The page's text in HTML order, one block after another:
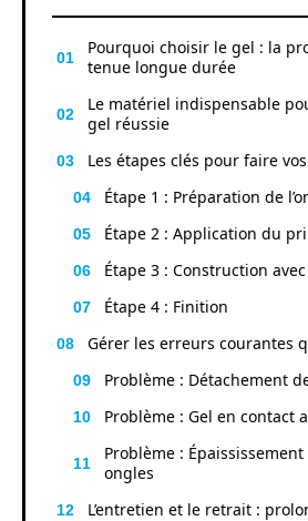
Pourquoi choisir le gel : la
tenue longue durée
Le matériel indispensable
gel réussie
Les étapes clés pour faire
Étape 1 : Préparation de
Étape 2 : Application du
Étape 3 : Construction
Étape 4 : Finition
Gérer les erreurs courantes
Problème : Détachement
Problème : Gel en contact
Problème : Épaississement
ongles
L’entretien et le retrait :